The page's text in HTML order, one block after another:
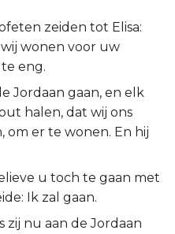
zeiden tot Elisa:
wonen voor uw
eng.
Jordaan gaan, en elk
halen, dat wij ons
om er te wonen. En hij
u toch te gaan met
Ik zal gaan.
zij nu aan de Jordaan